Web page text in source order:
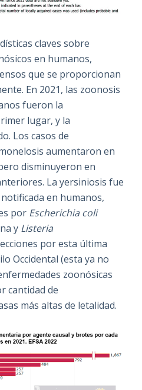
claves sobre
en humanos,
que se proporcionan
En 2021, las zoonosis
fueron la
lugar, y la
Los casos de
aumentaron en
disminuyeron en
La yersiniosis fue
en humanos,
por Escherichia coli
y Listeria
por esta última
Occidental (esta ya no
zoonósicas
cantidad de
más altas de letalidad.